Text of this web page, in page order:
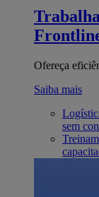
Ofereça
Saiba mais
sem